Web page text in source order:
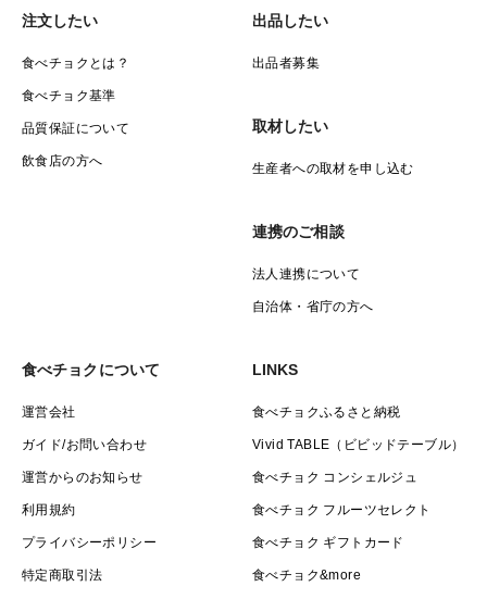
注文したい
食べチョクとは？
食べチョク基準
品質保証について
飲食店の方へ
出品したい
出品者募集
取材したい
生産者への取材を申し込む
連携のご相談
法人連携について
自治体・省庁の方へ
食べチョクについて
運営会社
ガイド/お問い合わせ
運営からのお知らせ
利用規約
プライバシーポリシー
特定商取引法
LINKS
食べチョクふるさと納税
Vivid TABLE（ビビッドテーブル）
食べチョク コンシェルジュ
食べチョク フルーツセレクト
食べチョク ギフトカード
食べチョク&more